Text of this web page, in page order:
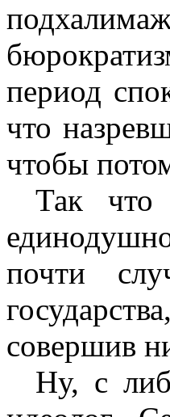
период
что
чтобы
Так что
почти
совершив
Ну, с